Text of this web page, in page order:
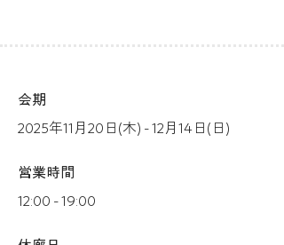
会期
2025年11月20日(木) - 12月14日(日)
営業時間
12:00 - 19:00